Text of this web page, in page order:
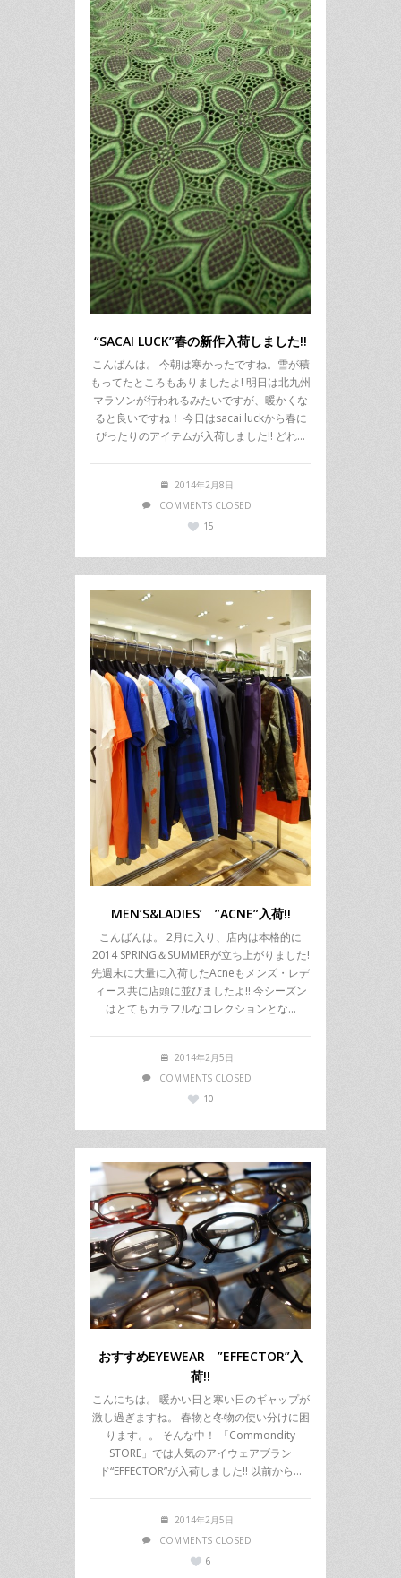
“SACAI LUCK”春の新作入荷しました!!
こんばんは。 今朝は寒かったですね。雪が積
もってたところもありましたよ! 明日は北九州
マラソンが行われるみたいですが、暖かくな
ると良いですね！ 今日はsacai luckから春に
ぴったりのアイテムが入荷しました!! どれ…
2014年2月8日
COMMENTS CLOSED
15
MEN’S&LADIES’ ”ACNE”入荷!!
こんばんは。 2月に入り、店内は本格的に
2014 SPRING＆SUMMERが立ち上がりました!
先週末に大量に入荷したAcneもメンズ・レデ
ィース共に店頭に並びましたよ!! 今シーズン
はとてもカラフルなコレクションとな…
2014年2月5日
COMMENTS CLOSED
10
おすすめEYEWEAR ”EFFECTOR”入
荷!!
こんにちは。 暖かい日と寒い日のギャップが
激し過ぎますね。 春物と冬物の使い分けに困
ります。。 そんな中！ 「Commondity
STORE」では人気のアイウェアブラン
ド“EFFECTOR”が入荷しました!! 以前から…
2014年2月5日
COMMENTS CLOSED
6